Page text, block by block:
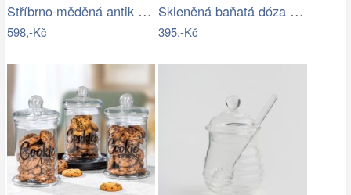
Stříbrno-měděná antik skleněná dóza s…
598,-Kč
Skleněná baňatá dóza s víkem L - Ø 13…
395,-Kč